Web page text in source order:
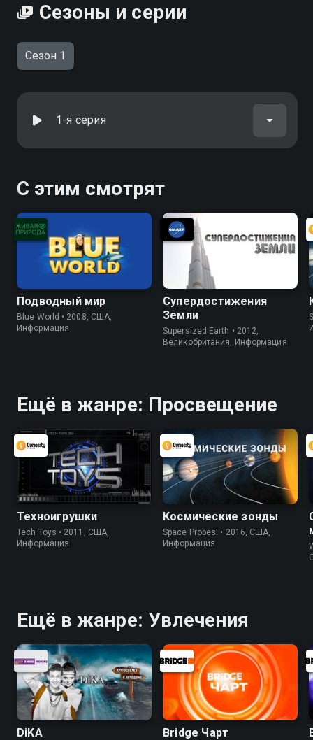
Сезоны и серии
Сезон 1
1-я серия
С этим смотрят
Подводный мир
Blue World • 2008, США,
Информация
Супердостижения
Земли
Supersized Earth • 2012,
Великобритания, Информация
Ещё в жанре: Просвещение
Техноигрушки
Tech Toys • 2011, США,
Информация
Космические зонды
Space Probes! • 2016, США,
Информация
Ещё в жанре: Увлечения
DiKA Bridge Чарт